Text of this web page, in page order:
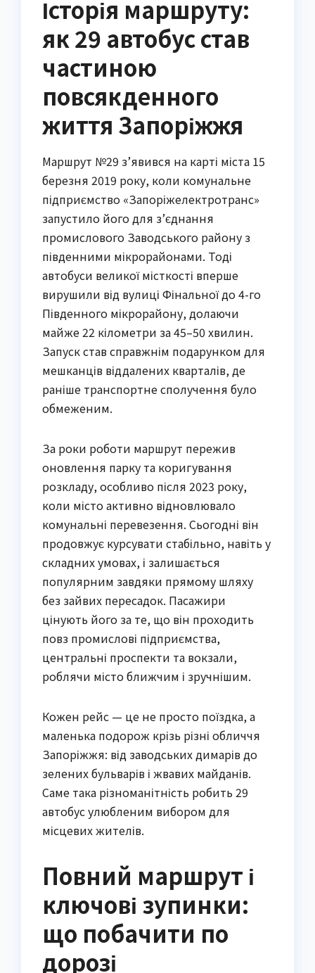
Історія маршруту:
як 29 автобус став
частиною
повсякденного
життя Запоріжжя
Маршрут №29 з’явився на карті міста 15
березня 2019 року, коли комунальне
підприємство «Запоріжелектротранс»
запустило його для з’єднання
промислового Заводського району з
південними мікрорайонами. Тоді
автобуси великої місткості вперше
вирушили від вулиці Фінальної до 4-го
Південного мікрорайону, долаючи
майже 22 кілометри за 45–50 хвилин.
Запуск став справжнім подарунком для
мешканців віддалених кварталів, де
раніше транспортне сполучення було
обмеженим.
За роки роботи маршрут пережив
оновлення парку та коригування
розкладу, особливо після 2023 року,
коли місто активно відновлювало
комунальні перевезення. Сьогодні він
продовжує курсувати стабільно, навіть у
складних умовах, і залишається
популярним завдяки прямому шляху
без зайвих пересадок. Пасажири
цінують його за те, що він проходить
повз промислові підприємства,
центральні проспекти та вокзали,
роблячи місто ближчим і зручнішим.
Кожен рейс — це не просто поїздка, а
маленька подорож крізь різні обличчя
Запоріжжя: від заводських димарів до
зелених бульварів і жвавих майданів.
Саме така різноманітність робить 29
автобус улюбленим вибором для
місцевих жителів.
Повний маршрут і
ключові зупинки:
що побачити по
дорозі